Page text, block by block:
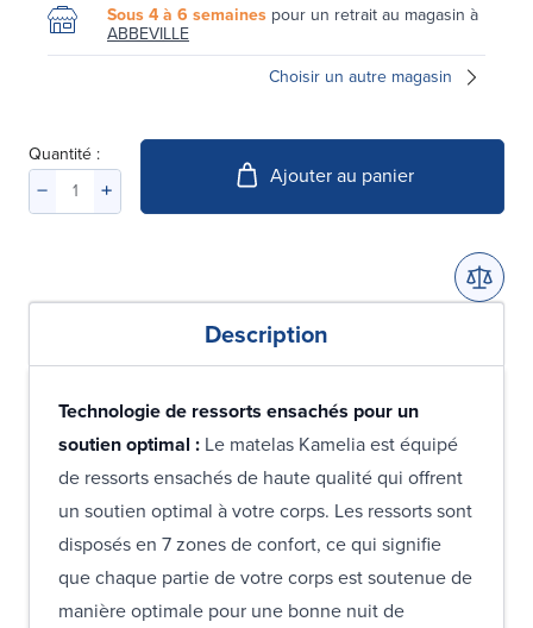
Sous 4 à 6 semaines pour un retrait au magasin à
ABBEVILLE
Choisir un autre magasin
Quantité :
Ajouter au panier
Description
Technologie de ressorts ensachés pour un
soutien optimal : Le matelas Kamelia est équipé
de ressorts ensachés de haute qualité qui offrent
un soutien optimal à votre corps. Les ressorts sont
disposés en 7 zones de confort, ce qui signifie
que chaque partie de votre corps est soutenue de
manière optimale pour une bonne nuit de